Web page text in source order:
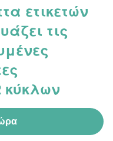
ετικετών
τις
κύκλων